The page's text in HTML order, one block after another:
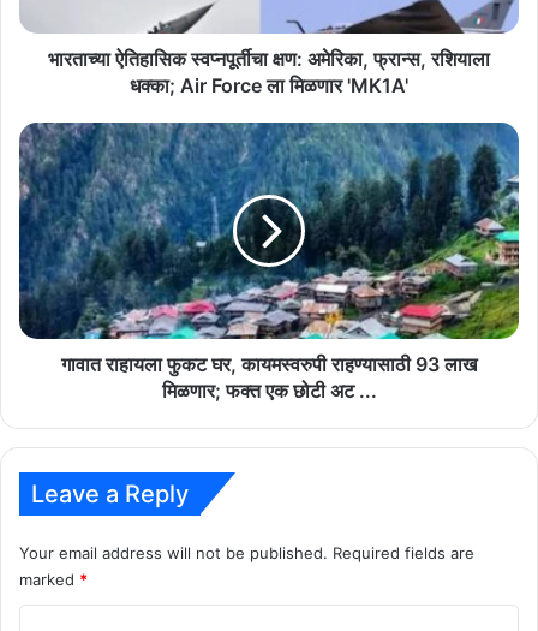
Air
Force
'MK1A'
भारताच्या ऐतिहासिक स्वप्नपूर्तीचा क्षण: अमेरिका, फ्रान्स, रशियाला
धक्का; Air Force ला मिळणार 'MK1A'
गावात
राहायला
फुकट
घर,
कायमस्वरुपी
राहण्यासाठी
93
लाख
मिळणार;
गावात राहायला फुकट घर, कायमस्वरुपी राहण्यासाठी 93 लाख
मिळणार; फक्त एक छोटी अट ...
Leave a Reply
Your email address will not be published. Required fields are
marked *